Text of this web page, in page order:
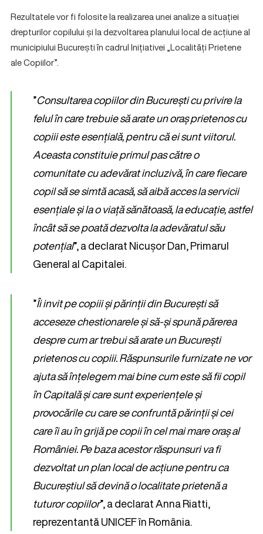
Rezultatele vor fi folosite la realizarea unei analize a situației
drepturilor copilului și la dezvoltarea planului local de acțiune al
municipiului București în cadrul Inițiativei „Localități Prietene
ale Copiilor”.
”Consultarea copiilor din București cu privire la
felul în care trebuie să arate un oraș prietenos cu
copiii este esențială, pentru că ei sunt viitorul.
Aceasta constituie primul pas către o
comunitate cu adevărat incluzivă, în care fiecare
copil să se simtă acasă, să aibă acces la servicii
esențiale și la o viață sănătoasă, la educație, astfel
încât să se poată dezvolta la adevăratul său
potențial”, a declarat Nicușor Dan, Primarul
General al Capitalei.
”Îi invit pe copiii și părinții din București să
acceseze chestionarele și să-și spună părerea
despre cum ar trebui să arate un București
prietenos cu copiii. Răspunsurile furnizate ne vor
ajuta să înțelegem mai bine cum este să fii copil
în Capitală și care sunt experiențele și
provocările cu care se confruntă părinții și cei
care îi au în grijă pe copii în cel mai mare oraș al
României. Pe baza acestor răspunsuri va fi
dezvoltat un plan local de acțiune pentru ca
Bucureștiul să devină o localitate prietenă a
tuturor copiilor”, a declarat Anna Riatti,
reprezentantă UNICEF în România.